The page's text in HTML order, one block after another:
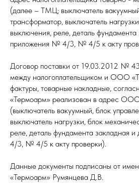
(далее – ТМЦ; выключатель
трансформатор, выключатель
выключения, реле, деталь фундамента
приложения № 4/3, № 4/5 к акту
Договор поставки от 19.03.2012 №
между налогоплательщиком и ООО
фактуры, товарные накладные,
«Термоарм» реализован в адрес
(выключатель вакуумный, блок
выключатель нагрузки, блок
реле, деталь фундамента закладная
4/3, № 4/5 к акту проверки).
Данные документы подписаны от
«Термоарм» Румянцева Д.В.